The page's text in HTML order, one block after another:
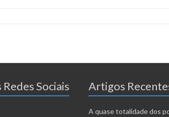
Sociais Artigos
A quase totalidade dos